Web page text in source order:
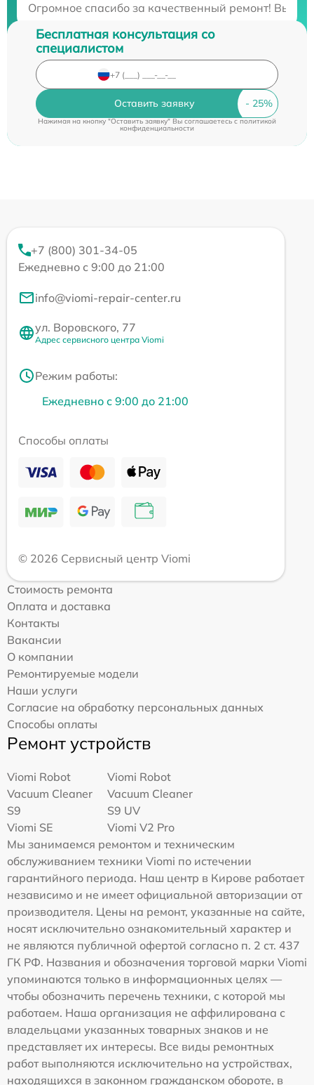
Огромное спасибо за качественный ремонт! Вы
Бесплатная консультация со
специалистом
Оставить заявку
Нажимая на кнопку "Оставить заявку" Вы соглашаетесь cполитикой
конфиденциальности
+7 (800) 301-34-05
Ежедневно с 9:00 до 21:00
info@viomi-repair-center.ru
ул. Воровского, 77
Адрес сервисного центра Viomi
Режим работы:
Ежедневно с 9:00 до 21:00
Способы оплаты
© 2026 Сервисный центр Viomi
Стоимость ремонта
Оплата и доставка
Контакты
Вакансии
О компании
Ремонтируемые модели
Наши услуги
Согласие на обработку персональных данных
Способы оплаты
Ремонт устройств
Viomi Robot
Vacuum Cleaner
S9
Viomi Robot
Vacuum Cleaner
S9 UV
Viomi SE
Viomi V2 Pro
Мы занимаемся ремонтом и техническим
обслуживанием техники Viomi по истечении
гарантийного периода. Наш центр в Кирове работает
независимо и не имеет официальной авторизации от
производителя. Цены на ремонт, указанные на сайте,
носят исключительно ознакомительный характер и
не являются публичной офертой согласно п. 2 ст. 437
ГК РФ. Названия и обозначения торговой марки Viomi
упоминаются только в информационных целях —
чтобы обозначить перечень техники, с которой мы
работаем. Наша организация не аффилирована с
владельцами указанных товарных знаков и не
представляет их интересы. Все виды ремонтных
работ выполняются исключительно на устройствах,
находящихся в законном гражданском обороте, в